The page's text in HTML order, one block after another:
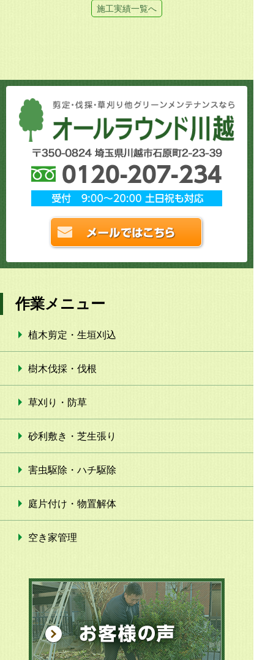
施工実績一覧へ
作業メニュー
植木剪定・生垣刈込
樹木伐採・伐根
草刈り・防草
砂利敷き・芝生張り
害虫駆除・ハチ駆除
庭片付け・物置解体
空き家管理